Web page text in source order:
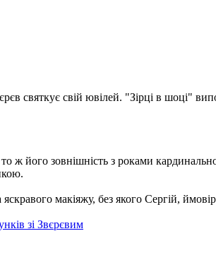
святкує свій ювілей. "Зірці в шоці"
ж його зовнішність з роками
макіяжу, без якого Сергій,
зі Звєрєвим